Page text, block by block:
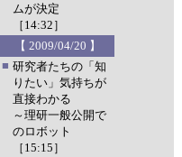
ムが決定
［14:32］
【 2009/04/20 】
■ 研究者たちの「知
りたい」気持ちが
直接わかる
～理研一般公開で
のロボット
［15:15］